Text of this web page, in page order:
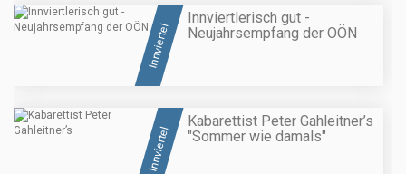
Innviertel
Innviertlerisch gut -
Neujahrsempfang der OÖN
Innviertel
Kabarettist Peter Gahleitner’s
"Sommer wie damals"